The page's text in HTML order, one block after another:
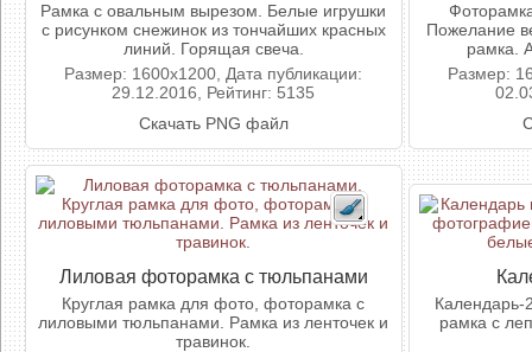
Рамка с овальным вырезом. Белые игрушки
с рисунком снежинок из тончайших красных
линий. Горящая свеча.
Размер: 1600x1200, Дата публикации:
29.12.2016, Рейтинг: 5135
Скачать PNG файл
Пожелание
рамка.
Размер:
Лиловая фоторамка с тюльпанами
Круглая рамка для фото, фоторамка с
лиловыми тюльпанами. Рамка из ленточек и
травинок.
Календарь-
рамка с